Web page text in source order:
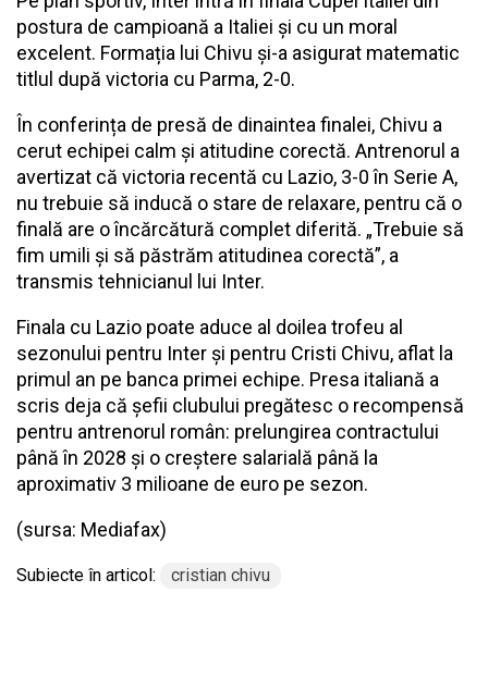
postura de campioană a Italiei și cu un moral
excelent. Formația lui Chivu și-a asigurat matematic
titlul după victoria cu Parma, 2-0.
În conferința de presă de dinaintea finalei, Chivu a
cerut echipei calm și atitudine corectă. Antrenorul a
avertizat că victoria recentă cu Lazio, 3-0 în Serie A,
nu trebuie să inducă o stare de relaxare, pentru că o
finală are o încărcătură complet diferită. „Trebuie să
fim umili și să păstrăm atitudinea corectă”, a
transmis tehnicianul lui Inter.
Finala cu Lazio poate aduce al doilea trofeu al
sezonului pentru Inter și pentru Cristi Chivu, aflat la
primul an pe banca primei echipe. Presa italiană a
scris deja că șefii clubului pregătesc o recompensă
pentru antrenorul român: prelungirea contractului
până în 2028 și o creștere salarială până la
aproximativ 3 milioane de euro pe sezon.
(sursa: Mediafax)
Subiecte în articol: cristian chivu